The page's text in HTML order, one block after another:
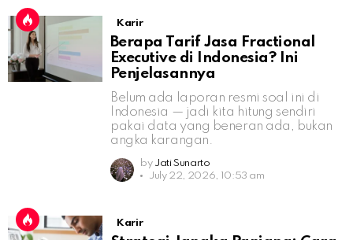
Karir
Berapa Tarif Jasa Fractional
Executive di Indonesia? Ini
Penjelasannya
Belum ada laporan resmi soal ini di
Indonesia — jadi kita hitung sendiri
pakai data yang beneran ada, bukan
angka karangan.
by Jati Sunarto
July 22, 2026, 10:53 am
Karir